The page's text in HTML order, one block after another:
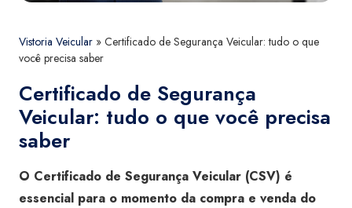
Vistoria Veicular » Certificado de Segurança Veicular: tudo o que
você precisa saber
Certificado de Segurança
Veicular: tudo o que você precisa
saber
O Certificado de Segurança Veicular (CSV) é
essencial para o momento da compra e venda do